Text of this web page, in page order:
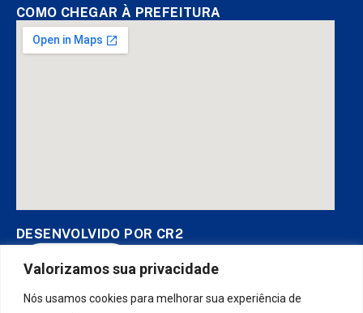
Valorizamos sua privacidade
Nós usamos cookies para melhorar sua experiência de
COMO CHEGAR À PREFEITURA
DESENVOLVIDO POR CR2
Muito mais quecriar siteousistema para prefeituras! Realizamos